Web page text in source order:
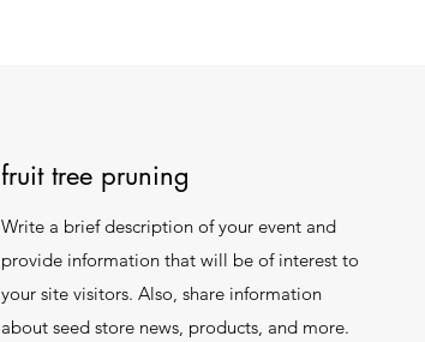
fruit tree pruning
Write a brief description of your event and
provide information that will be of interest to
your site visitors. Also, share information
about seed store news, products, and more.